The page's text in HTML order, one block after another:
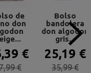
de
don
€
€
Bolso
bandolera
don algodon
gris...
25,19 €
35,99 €